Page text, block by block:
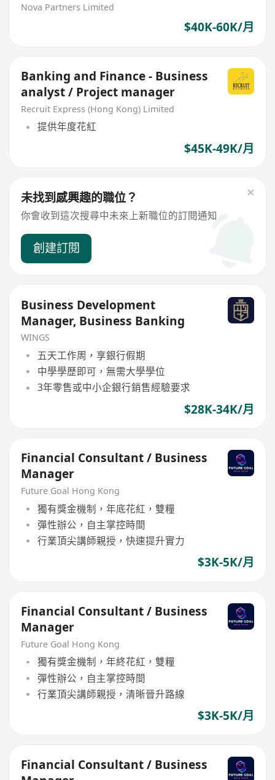
Nova Partners Limited
$40K-60K/月
Banking and Finance - Business
analyst / Project manager
Recruit Express (Hong Kong) Limited
提供年度花紅
$45K-49K/月
未找到感興趣的職位？
你會收到這次搜尋中未來上新職位的訂閱通知
創建訂閱
Business Development
Manager, Business Banking
WINGS
五天工作周，享銀行假期
中學學歷即可，無需大學學位
3年零售或中小企銀行銷售經驗要求
$28K-34K/月
Financial Consultant / Business
Manager
Future Goal Hong Kong
獨有獎金機制，年底花紅，雙糧
彈性辦公，自主掌控時間
行業頂尖講師親授，快速提升實力
$3K-5K/月
Financial Consultant / Business
Manager
Future Goal Hong Kong
獨有獎金機制，年終花紅，雙糧
彈性辦公，自主掌控時間
行業頂尖講師親授，清晰晉升路線
$3K-5K/月
Financial Consultant / Business